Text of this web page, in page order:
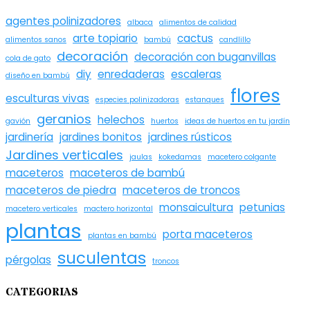
agentes polinizadores albaca
alimentos de calidad
alimentos sanos
arte topiario bambú cactus
candlillo
cola de gato
decoración decoración con buganvillas
diseño en bambú diy enredaderas escaleras
esculturas vivas
especies polinizadoras estanques flores
gavión geranios helechos huertos ideas de huertos en tu jardín
jardinería jardines bonitos jardines rústicos
Jardines verticales jaulas kokedamas macetero colgante
maceteros maceteros de bambú
maceteros de piedra maceteros de troncos
macetero verticales mactero horizontal monsaicultura petunias
plantas plantas en bambú
porta maceteros
pérgolas suculentas troncos
CATEGORIAS